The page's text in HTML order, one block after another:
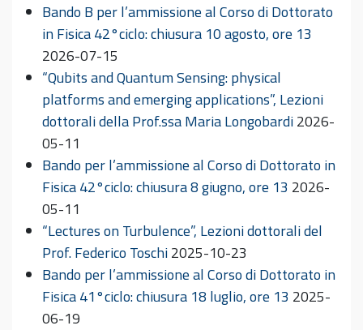
Bando B per l’ammissione al Corso di Dottorato
in Fisica 42°ciclo: chiusura 10 agosto, ore 13
2026-07-15
“Qubits and Quantum Sensing: physical
platforms and emerging applications”, Lezioni
dottorali della Prof.ssa Maria Longobardi2026-
05-11
Bando per l’ammissione al Corso di Dottorato in
Fisica 42°ciclo: chiusura 8 giugno, ore 13 2026-
05-11
“Lectures on Turbulence”, Lezioni dottorali del
Prof. Federico Toschi2025-10-23
Bando per l’ammissione al Corso di Dottorato in
Fisica 41°ciclo: chiusura 18 luglio, ore 13 2025-
06-19